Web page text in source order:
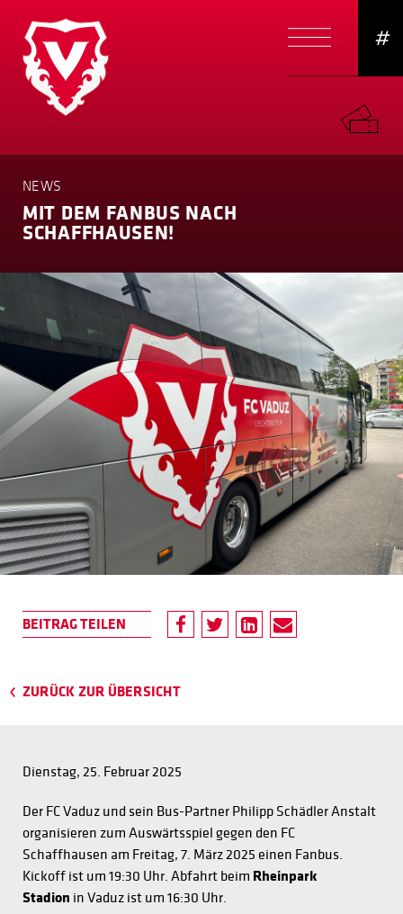
#
NEWS
MIT DEM FANBUS NACH
SCHAFF­HAUSEN!
ZURÜCK ZUR ÜBERSICHT
Dienstag, 25. Februar 2025
Der FC Vaduz und sein Bus-Partner Philipp Schädler Anstalt
organisieren zum Auswärtsspiel gegen den FC
Schaffhausen am Freitag, 7. März 2025 einen Fanbus.
Kickoff ist um 19:30 Uhr. Abfahrt beim Rheinpark
Stadion in Vaduz ist um 16:30 Uhr.